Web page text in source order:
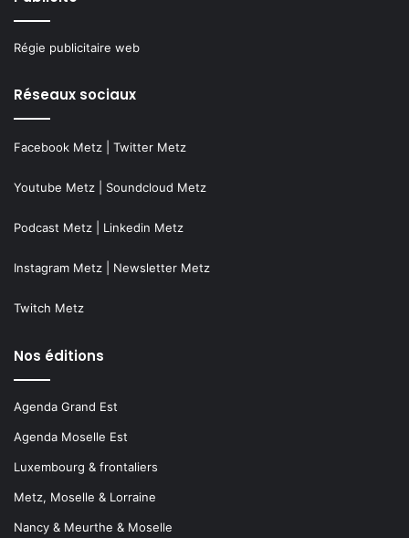
Régie publicitaire web
Réseaux sociaux
Facebook Metz Twitter Metz
Youtube Metz Soundcloud Metz
Podcast Metz Linkedin Metz
Instagram Metz Newsletter Metz
Twitch Metz
Nos éditions
Agenda Grand Est
Agenda Moselle Est
Luxembourg & frontaliers
Metz, Moselle & Lorraine
Nancy & Meurthe & Moselle